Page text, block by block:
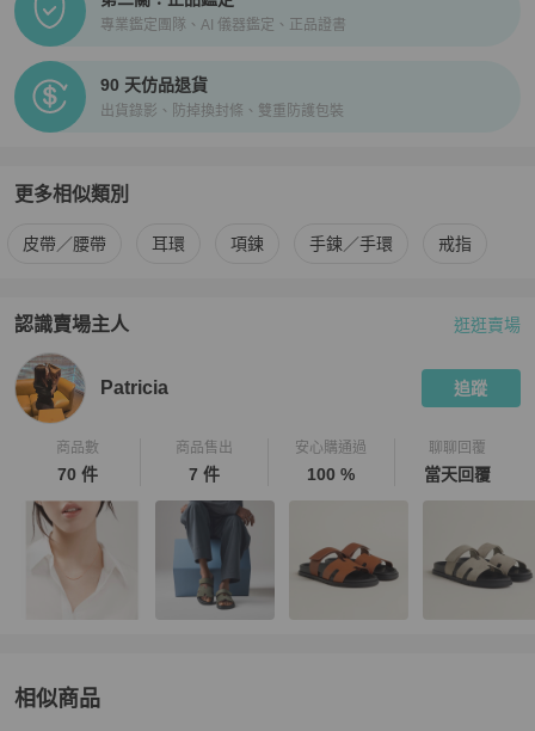
專業鑑定團隊、AI 儀器鑑定、正品證書
90 天仿品退貨
出貨錄影、防掉換封條、雙重防護包裝
更多相似類別
更多Hermès男士配件相似商品推薦
皮帶／腰帶 耳環 項鍊 手鍊／手環 戒指
認識賣場主人
PopChill 拍拍圈嚴選賣家
逛逛賣場
Patricia 追蹤
商品數
70 件
商品售出
7 件
安心購通過
100 %
聊聊回覆
當天回覆
相似商品